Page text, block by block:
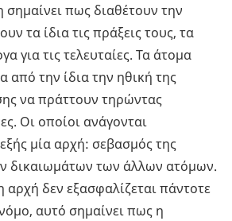
πως διαθέτουν την
τα ίδια τις πράξεις τους, τα
για τις τελευταίες. Τα άτομα
από την ίδια την ηθική της
να πράττουν τηρώντας
Οι οποίοι ανάγονται
μία αρχή: σεβασμός της
δικαιωμάτων των άλλων ατόμων.
αρχή δεν εξασφαλίζεται πάντοτε
αυτό σημαίνει πως η